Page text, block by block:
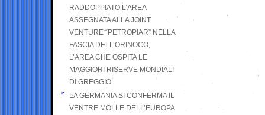
RADDOPPIATO L’AREA
ASSEGNATA ALLA JOINT
VENTURE “PETROPIAR” NELLA
FASCIA DELL’ORINOCO,
L’AREA CHE OSPITA LE
MAGGIORI RISERVE MONDIALI
DI GREGGIO
LA GERMANIA SI CONFERMA IL
VENTRE MOLLE DELL’EUROPA